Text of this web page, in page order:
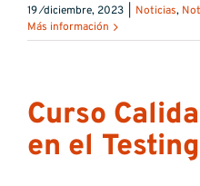
19 ⁄diciembre, 2023 Noticias,
Más información
Curso
en el Testing